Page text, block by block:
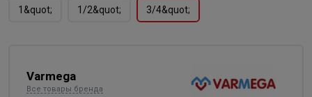
1&quot;
1/2&quot; 3/4&quot;
Varmega
Все товары бренда